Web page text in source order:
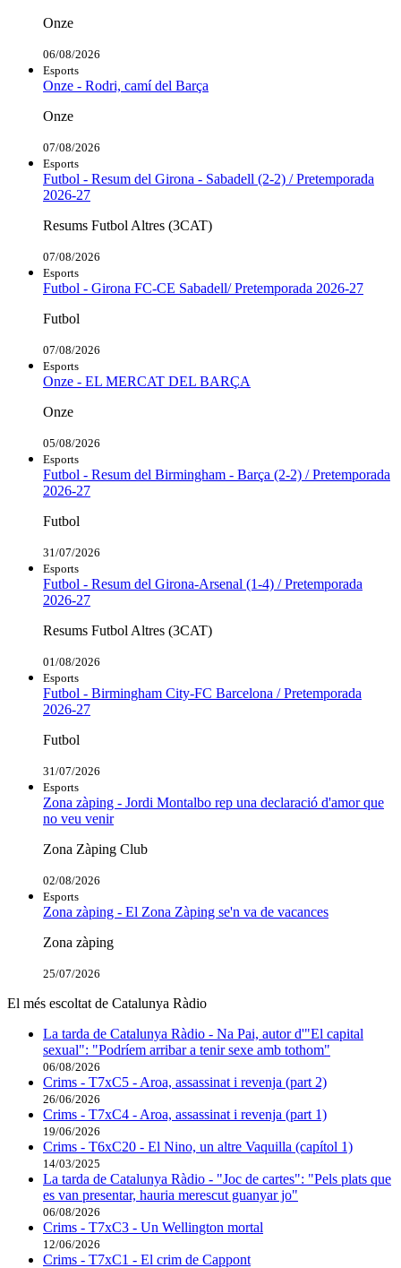
Onze
06/08/2026
Esports
Onze - Rodri, camí del Barça
Onze
07/08/2026
Esports
Futbol - Resum del Girona - Sabadell (2-2) / Pretemporada
2026-27
Resums Futbol Altres (3CAT)
07/08/2026
Esports
Futbol - Girona FC-CE Sabadell/ Pretemporada 2026-27
Futbol
07/08/2026
Esports
Onze - EL MERCAT DEL BARÇA
Onze
05/08/2026
Esports
Futbol - Resum del Birmingham - Barça (2-2) / Pretemporada
2026-27
Futbol
31/07/2026
Esports
Futbol - Resum del Girona-Arsenal (1-4) / Pretemporada
2026-27
Resums Futbol Altres (3CAT)
01/08/2026
Esports
Futbol - Birmingham City-FC Barcelona / Pretemporada
2026-27
Futbol
31/07/2026
Esports
Zona zàping - Jordi Montalbo rep una declaració d'amor que
no veu venir
Zona Zàping Club
02/08/2026
Esports
Zona zàping - El Zona Zàping se'n va de vacances
Zona zàping
25/07/2026
El més escoltat de Catalunya Ràdio
La tarda de Catalunya Ràdio - Na Pai, autor d'"El capital
sexual": "Podríem arribar a tenir sexe amb tothom"
06/08/2026
Crims - T7xC5 - Aroa, assassinat i revenja (part 2)
26/06/2026
Crims - T7xC4 - Aroa, assassinat i revenja (part 1)
19/06/2026
Crims - T6xC20 - El Nino, un altre Vaquilla (capítol 1)
14/03/2025
La tarda de Catalunya Ràdio - "Joc de cartes": "Pels plats que
es van presentar, hauria merescut guanyar jo"
06/08/2026
Crims - T7xC3 - Un Wellington mortal
12/06/2026
Crims - T7xC1 - El crim de Cappont